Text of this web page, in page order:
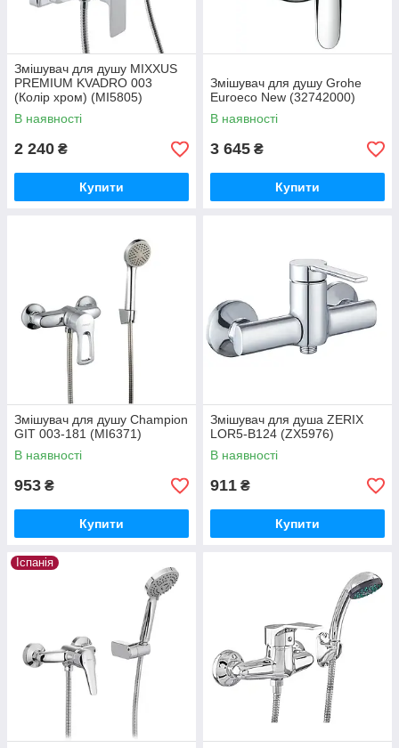
Змішувач для душу MIXXUS
PREMIUM KVADRO 003
(Колір хром) (MI5805)
В наявності
2 240 ₴
Купити
Змішувач для душу Grohe
Euroeco New (32742000)
В наявності
3 645 ₴
Купити
Змішувач для душу Champion
GIT 003-181 (MI6371)
В наявності
953 ₴
Купити
Змішувач для душа ZERIX
LOR5-B124 (ZX5976)
В наявності
911 ₴
Купити
Іспанія